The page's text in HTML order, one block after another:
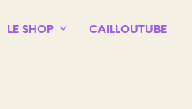
LE SHOP CAILLOUTUBE